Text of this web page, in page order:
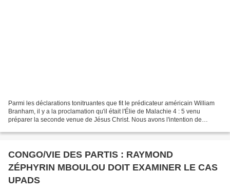
Parmi les déclarations tonitruantes que fit le prédicateur américain William
Branham, il y a la proclamation qu'il était l'Élie de Malachie 4 : 5 venu
préparer la seconde venue de Jésus Christ. Nous avons l'intention de
CONGO/VIE DES PARTIS : RAYMOND
ZÉPHYRIN MBOULOU DOIT EXAMINER LE CAS
UPADS